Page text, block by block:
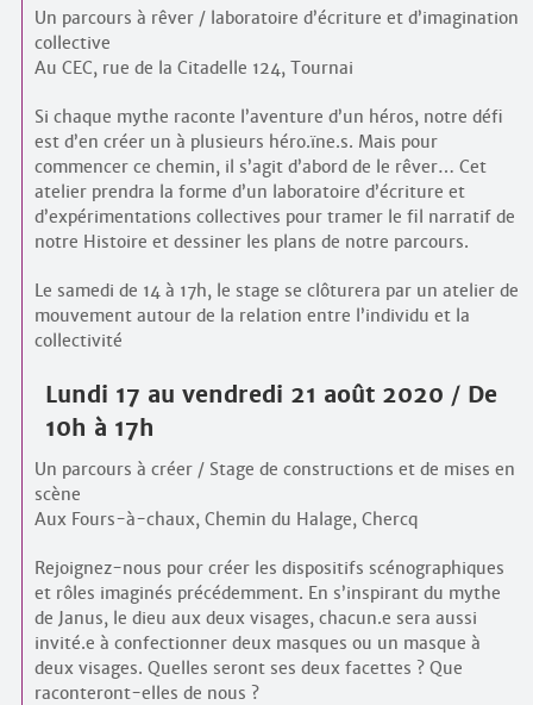
Un parcours à rêver / laboratoire d’écriture et d’imagination
collective
Au CEC, rue de la Citadelle 124, Tournai
Si chaque mythe raconte l’aventure d’un héros, notre défi
est d’en créer un à plusieurs héro.ïne.s. Mais pour
commencer ce chemin, il s’agit d’abord de le rêver… Cet
atelier prendra la forme d’un laboratoire d’écriture et
d’expérimentations collectives pour tramer le fil narratif de
notre Histoire et dessiner les plans de notre parcours.
Le samedi de 14 à 17h, le stage se clôturera par un atelier de
mouvement autour de la relation entre l’individu et la
collectivité
Lundi 17 au vendredi 21 août 2020 / De
10h à 17h
Un parcours à créer / Stage de constructions et de mises en
scène
Aux Fours-à-chaux, Chemin du Halage, Chercq
Rejoignez-nous pour créer les dispositifs scénographiques
et rôles imaginés précédemment. En s’inspirant du mythe
de Janus, le dieu aux deux visages, chacun.e sera aussi
invité.e à confectionner deux masques ou un masque à
deux visages. Quelles seront ses deux facettes ? Que
raconteront-elles de nous ?